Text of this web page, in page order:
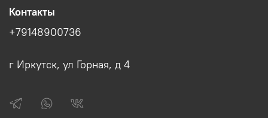
Контакты
+79148900736
г Иркутск, ул Горная, д 4